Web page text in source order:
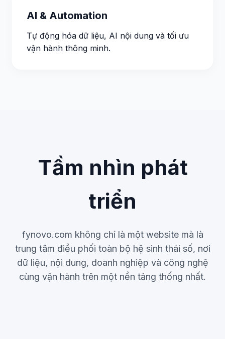
AI & Automation
Tự động hóa dữ liệu, AI nội dung và tối ưu
vận hành thông minh.
Tầm nhìn phát
triển
fynovo.com không chỉ là một website mà là
trung tâm điều phối toàn bộ hệ sinh thái số, nơi
dữ liệu, nội dung, doanh nghiệp và công nghệ
cùng vận hành trên một nền tảng thống nhất.